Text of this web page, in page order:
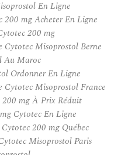
En Ligne
200 mg Acheter En Ligne
200 mg
Cytotec Misoprostol Berne
Au Maroc
Ordonner En Ligne
Cytotec Misoprostol France
mg À Prix Réduit
Cytotec En Ligne
200 mg Québec
Misoprostol Paris